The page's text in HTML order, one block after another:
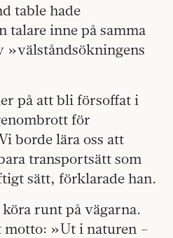
table hade
talare inne på samma
»välståndsökningens
på att bli försoffat i
för
borde lära oss att
transportsätt som
sätt, förklarade han.
runt på vägarna.
motto: »Ut i naturen –